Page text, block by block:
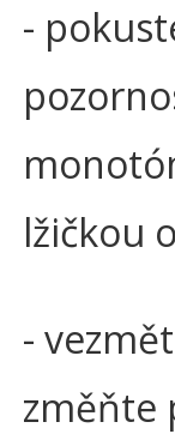
-
lžičkou
-
změňte